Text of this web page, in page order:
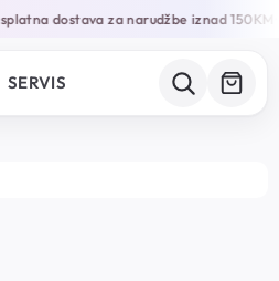
dostava za narudžbe iznad 150KM•
SERVIS